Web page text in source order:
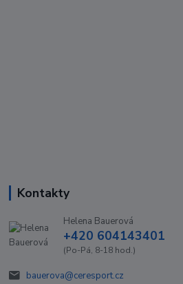
Kontakty
Helena Bauerová
+420 604143401
(Po-Pá, 8-18 hod.)
bauerova@ceresport.cz